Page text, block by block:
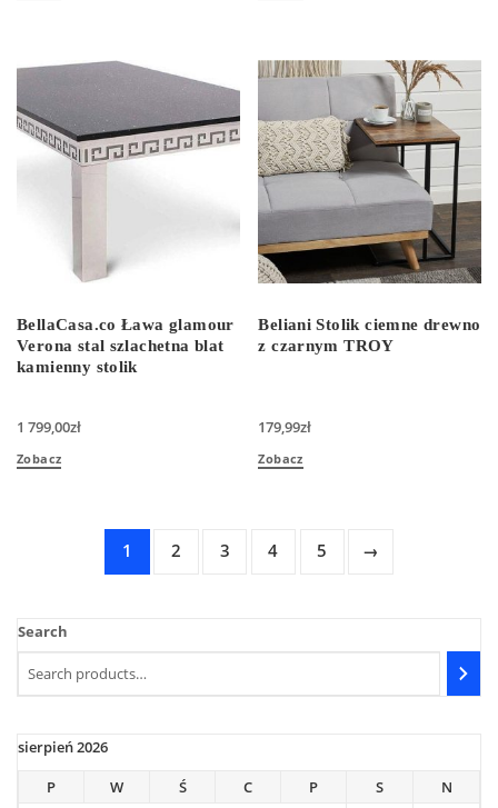
BellaCasa.co Ława glamour
Verona stal szlachetna blat
kamienny stolik
1 799,00zł
Zobacz
Beliani Stolik ciemne drewno
z czarnym TROY
179,99zł
Zobacz
1 2 3 4 5 →
Search
sierpień 2026
P
W Ś C P S
N